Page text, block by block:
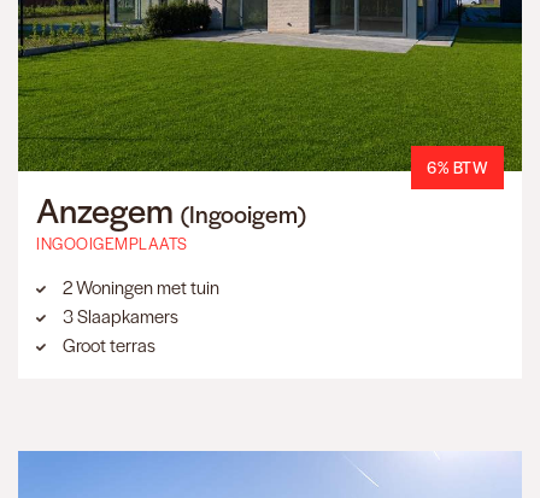
6% BTW
Anzegem (Ingooigem)
INGOOIGEMPLAATS
2 Woningen met tuin
3 Slaapkamers
Groot terras